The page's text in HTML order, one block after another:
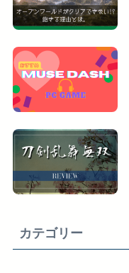
カテゴリー